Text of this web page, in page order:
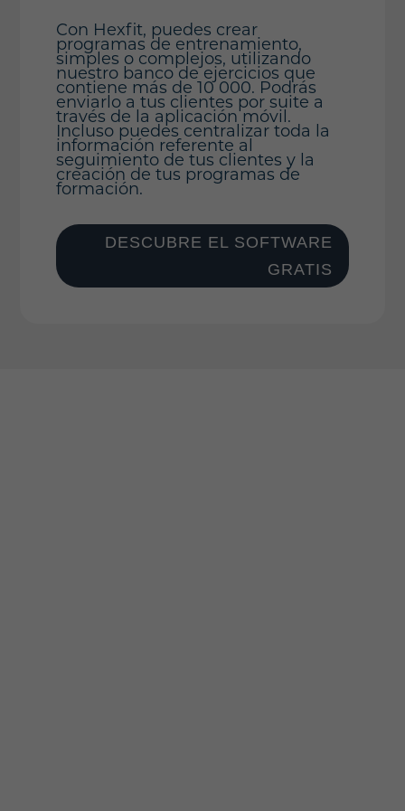
Con Hexfit, puedes crear
programas de entrenamiento,
simples o complejos, utilizando
nuestro banco de ejercicios que
contiene más de 10 000. Podrás
enviarlo a tus clientes por suite a
través de la aplicación móvil.
Incluso puedes centralizar toda la
información referente al
seguimiento de tus clientes y la
creación de tus programas de
formación.
DESCUBRE EL SOFTWARE
GRATIS